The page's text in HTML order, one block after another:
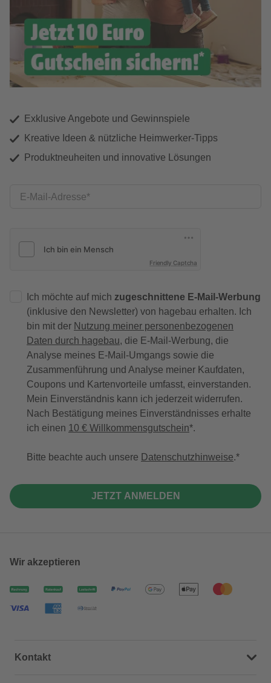
Exklusive Angebote und Gewinnspiele
Kreative Ideen & nützliche Heimwerker-Tipps
Produktneuheiten und innovative Lösungen
E-Mail-Adresse
Friendly Captcha
Ich möchte auf mich zugeschnittene E-Mail-Werbung
(inklusive den Newsletter) von hagebau erhalten. Ich
bin mit der Nutzung meiner personenbezogenen
Daten durch hagebau, die E-Mail-Werbung, die
Analyse meines E-Mail-Umgangs sowie die
Zusammenführung und Analyse meiner Kaufdaten,
Coupons und Kartenvorteile umfasst, einverstanden.
Mein Einverständnis kann ich jederzeit widerrufen.
Nach Bestätigung meines Einverständnisses erhalte
ich einen 10 € Willkommensgutschein*.
Bitte beachte auch unsere Datenschutzhinweise.
JETZT ANMELDEN
Wir akzeptieren
Kontakt